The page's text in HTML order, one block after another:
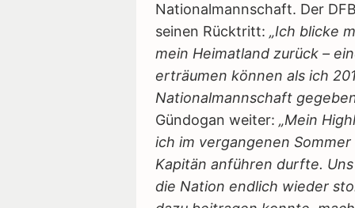
Nationalmannschaft. Der
seinen Rücktritt: „Ich blicke
mein Heimatland zurück –
erträumen können als ich
Nationalmannschaft
Gündogan weiter: „Mein
ich im vergangenen
Kapitän anführen durfte.
die Nation endlich wieder